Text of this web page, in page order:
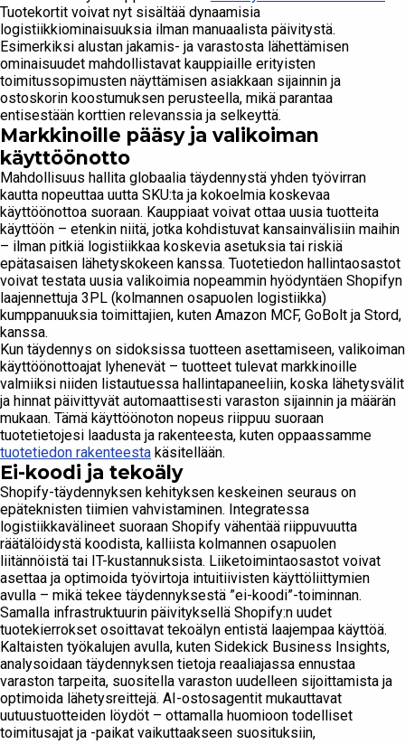
Tuotekortit voivat nyt sisältää dynaamisia
logistiikkiominaisuuksia ilman manuaalista päivitystä.
Esimerkiksi alustan jakamis- ja varastosta lähettämisen
ominaisuudet mahdollistavat kauppiaille erityisten
toimitussopimusten näyttämisen asiakkaan sijainnin ja
ostoskorin koostumuksen perusteella, mikä parantaa
entisestään korttien relevanssia ja selkeyttä.
Markkinoille pääsy ja valikoiman
käyttöönotto
Mahdollisuus hallita globaalia täydennystä yhden työvirran
kautta nopeuttaa uutta SKU:ta ja kokoelmia koskevaa
käyttöönottoa suoraan. Kauppiaat voivat ottaa uusia tuotteita
käyttöön – etenkin niitä, jotka kohdistuvat kansainvälisiin maihin
– ilman pitkiä logistiikkaa koskevia asetuksia tai riskiä
epätasaisen lähetyskokeen kanssa. Tuotetiedon hallintaosastot
voivat testata uusia valikoimia nopeammin hyödyntäen Shopifyn
laajennettuja 3PL (kolmannen osapuolen logistiikka)
kumppanuuksia toimittajien, kuten Amazon MCF, GoBolt ja Stord,
kanssa.
Kun täydennys on sidoksissa tuotteen asettamiseen, valikoiman
käyttöönottoajat lyhenevät – tuotteet tulevat markkinoille
valmiiksi niiden listautuessa hallintapaneeliin, koska lähetysvälit
ja hinnat päivittyvät automaattisesti varaston sijainnin ja määrän
mukaan. Tämä käyttöönoton nopeus riippuu suoraan
tuotetietojesi laadusta ja rakenteesta, kuten oppaassamme
tuotetiedon rakenteesta käsitellään.
Ei-koodi ja tekoäly
Shopify-täydennyksen kehityksen keskeinen seuraus on
epäteknisten tiimien vahvistaminen. Integratessa
logistiikkavälineet suoraan Shopify vähentää riippuvuutta
räätälöidystä koodista, kalliista kolmannen osapuolen
liitännöistä tai IT-kustannuksista. Liiketoimintaosastot voivat
asettaa ja optimoida työvirtoja intuitiivisten käyttöliittymien
avulla – mikä tekee täydennyksestä ”ei-koodi”-toiminnan.
Samalla infrastruktuurin päivityksellä Shopify:n uudet
tuotekierrokset osoittavat tekoälyn entistä laajempaa käyttöä.
Kaltaisten työkalujen avulla, kuten Sidekick Business Insights,
analysoidaan täydennyksen tietoja reaaliajassa ennustaa
varaston tarpeita, suositella varaston uudelleen sijoittamista ja
optimoida lähetysreittejä. AI-ostosagentit mukauttavat
uutuustuotteiden löydöt – ottamalla huomioon todelliset
toimitusajat ja -paikat vaikuttaakseen suosituksiin,